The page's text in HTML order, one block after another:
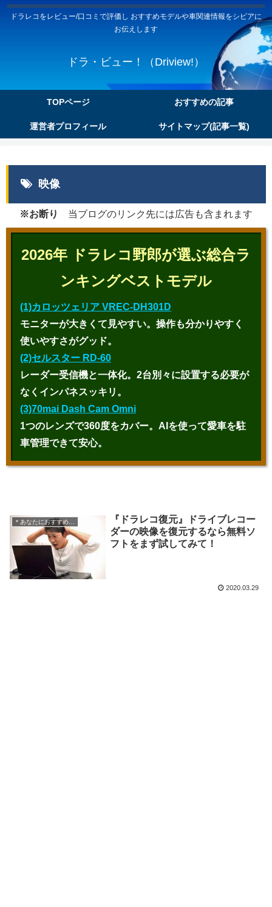
ドラレコをレビュー/口コミで評価し おすすめモデルや車関連情報をシビアに
お伝えします
ドラ・ビュー！（Driview!）
TOPページ おすすめの記事
運営者プロフィール サイトマップ(記事一覧)
映像
※お断り 当ブログのリンク先には広告も含まれます
2026年 ドラレコ野郎が選ぶ総合ラ
ンキングベストモデル
(1)カロッツェリア VREC-DH301D
モニターが大きくて見やすい。操作も分かりやすく
使いやすさがグッド。
(2)セルスター RD-60
レーダー受信機と一体化。2台別々に設置する必要が
なくインパネスッキリ。
(3)70mai Dash Cam Omni
1つのレンズで360度をカバー。AIを使って愛車を駐
車管理できて安心。
＊あなたにおすすめの記事
『ドラレコ復元』ドライブレコー
ダーの映像を復元するなら無料ソ
フトをまず試してみて！
2020.03.29